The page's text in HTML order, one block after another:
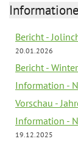
Bericht -
20.01.2026
Bericht -
Information -
Vorschau -
Information -
19.12.2025